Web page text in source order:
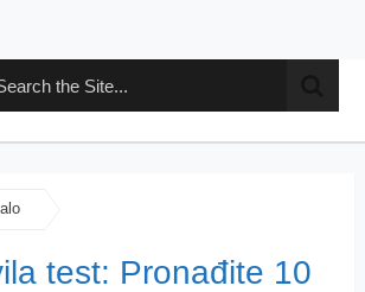
test: Pronađite 10